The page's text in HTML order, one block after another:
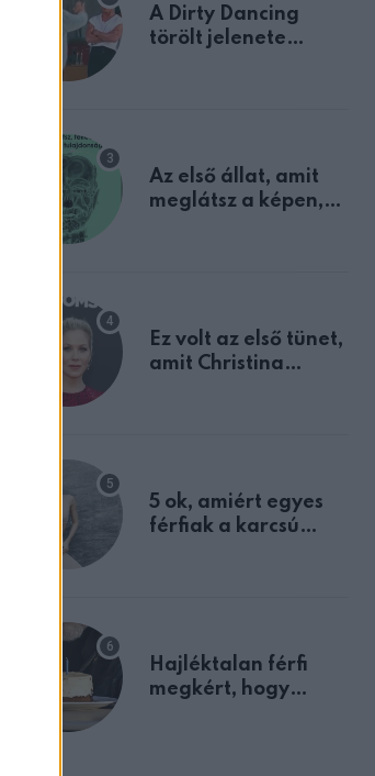
A Dirty Dancing
törölt jelenete
Az első állat, amit
meglátsz a képen,
Ez volt az első tünet,
amit Christina
5 ok, amiért egyes
férfiak a karcsú
Hajléktalan férfi
megkért, hogy